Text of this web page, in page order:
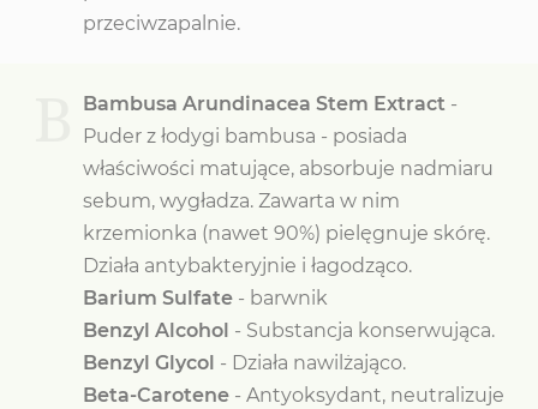
przeciwzapalnie.
Bambusa Arundinacea Stem Extract -
Puder z łodygi bambusa - posiada
właściwości matujące, absorbuje nadmiaru
sebum, wygładza. Zawarta w nim
krzemionka (nawet 90%) pielęgnuje skórę.
Działa antybakteryjnie i łagodząco.
Barium Sulfate - barwnik
Benzyl Alcohol - Substancja konserwująca.
Benzyl Glycol - Działa nawilżająco.
Beta-Carotene - Antyoksydant, neutralizuje